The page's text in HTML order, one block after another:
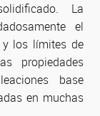
La
el
los límites de
propiedades
base
en muchas